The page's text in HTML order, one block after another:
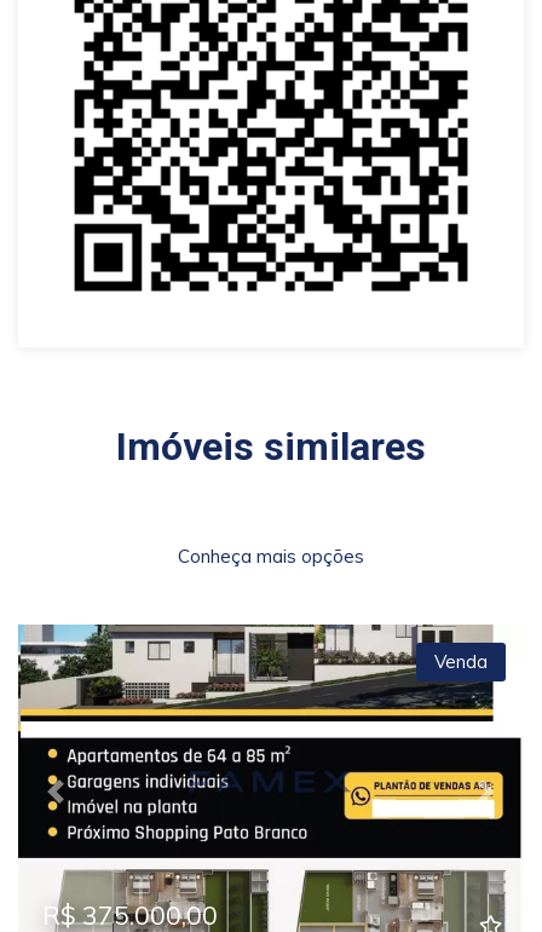
Imóveis similares
Conheça mais opções
Previous Next
Venda
R$ 375.000,00